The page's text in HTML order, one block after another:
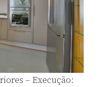
– Execução: